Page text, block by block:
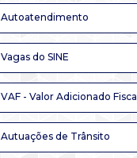
Autoatendimento
Vagas do SINE
VAF - Valor Adicionado Fiscal
Autuações de Trânsito